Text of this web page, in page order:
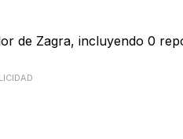
de Zagra, incluyendo 0